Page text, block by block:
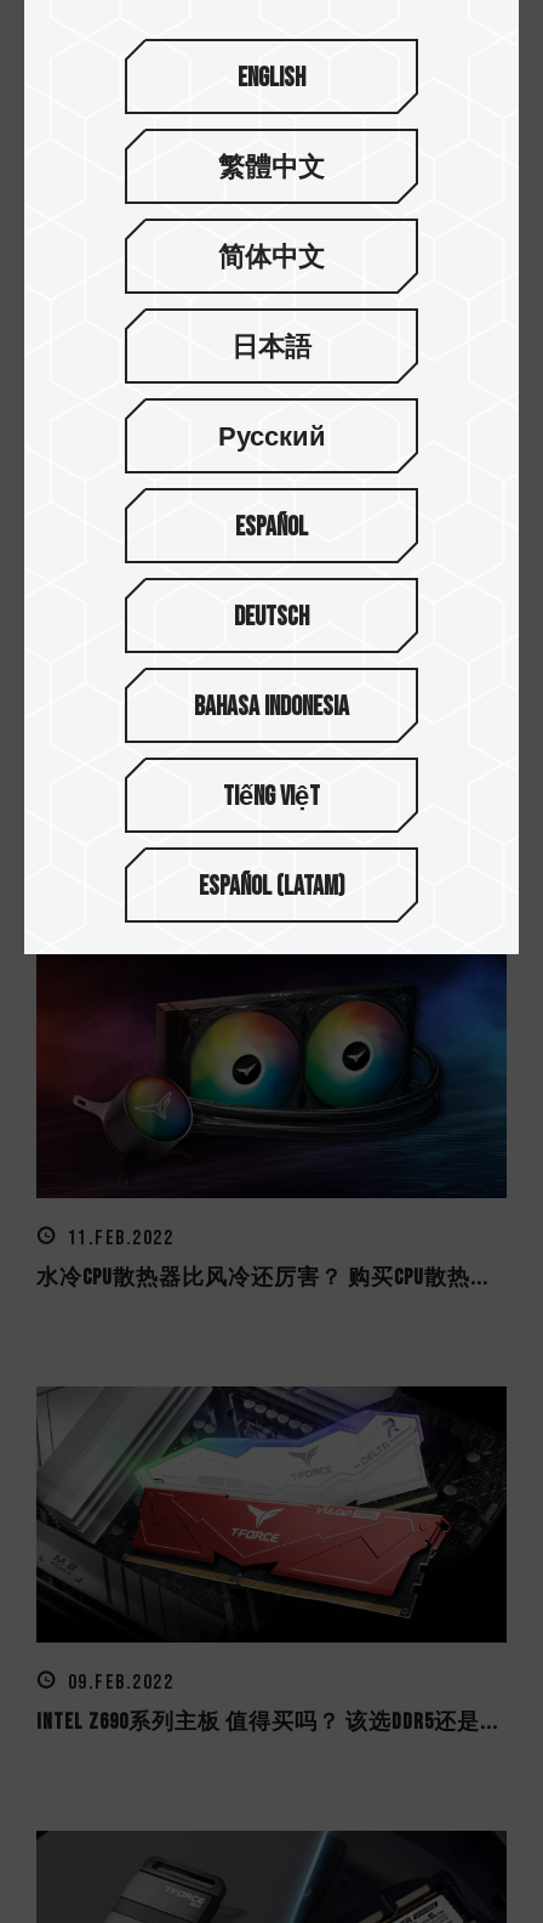
一看即懂！如何依照规格挑选适用的SD卡
如何正确安装一体式CPU水冷散热器？装在机...
11.FEB.2022
水冷CPU散热器比风冷还厉害？ 购买CPU散热...
09.FEB.2022
Intel Z690系列主板 值得买吗？ 该选DDR5还是...
English
繁體中文
简体中文
日本語
Русский
Español
Deutsch
Bahasa Indonesia
Tiếng Việt
Español (Latam)